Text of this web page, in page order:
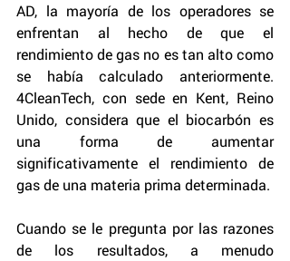
AD, la mayoría de los operadores se
enfrentan al hecho de que el
rendimiento de gas no es tan alto como
se había calculado anteriormente.
4CleanTech, con sede en Kent, Reino
Unido, considera que el biocarbón es
una forma de aumentar
significativamente el rendimiento de
gas de una materia prima determinada.
Cuando se le pregunta por las razones
de los resultados, a menudo